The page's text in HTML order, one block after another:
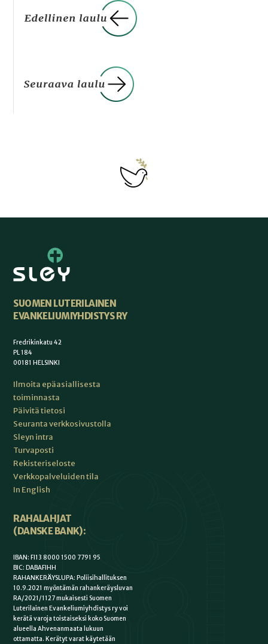
SUOMEN LUTERILAINEN
EVANKELIUMIYHDISTYS RY
Fredrikinkatu 42
PL 184
00181 HELSINKI
Ilmoita epäasiallisesta
toiminnasta
Päivitä tietosi
Seuranta verkkosivustolla
Sleyn intra
Turvaposti
Rekisteriseloste
Verkkopalveluiden tila
In English
RAHALAHJAT
(DANSKE BANK):
IBAN: FI13 8000 1500 7791 95
BIC: DABAFIHH
RAHANKERÄYSLUPA: Poliisihallituksen
10.9.2021 myöntämän rahankeräysluvan
RA/2021/1127 mukaisesti Suomen
Luterilainen Evankeliumiyhdistys ry voi
kerätä varoja toistaiseksi koko Suomen
alueella Ahvenanmaata lukuun
ottamatta. Kerätyt varat käytetään